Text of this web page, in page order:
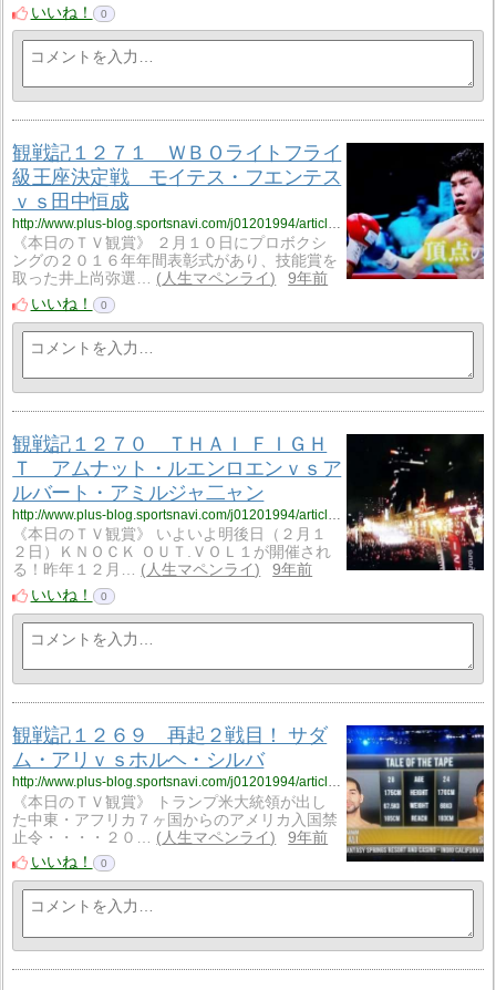
いいね！
0
観戦記１２７１ ＷＢＯライトフライ
級王座決定戦 モイテス・フエンテス
ｖｓ田中恒成
http://www.plus-blog.sportsnavi.com/j01201994/article/1279
《本日のＴＶ観賞》 ２月１０日にプロボクシ
ングの２０１６年年間表彰式があり、技能賞を
取った井上尚弥選…
人生マペンライ
9年前
いいね！
0
観戦記１２７０ ＴＨＡＩ ＦＩＧＨ
Ｔ アムナット・ルエンロエンｖｓア
ルバート・アミルジャ二ャン
http://www.plus-blog.sportsnavi.com/j01201994/article/1278
《本日のＴＶ観賞》 いよいよ明後日（２月１
２日）ＫＮＯＣＫ ＯＵＴ.ＶＯＬ１が開催され
る！昨年１２月…
人生マペンライ
9年前
いいね！
0
観戦記１２６９ 再起２戦目！ サダ
ム・アリｖｓホルヘ・シルバ
http://www.plus-blog.sportsnavi.com/j01201994/article/1277
《本日のＴＶ観賞》 トランプ米大統領が出し
た中東・アフリカ７ヶ国からのアメリカ入国禁
止令・・・・２０…
人生マペンライ
9年前
いいね！
0